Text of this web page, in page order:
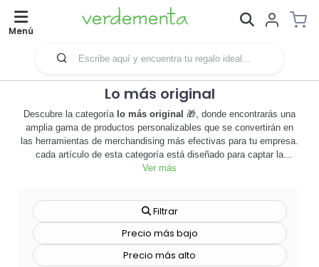
Menú
Lo más original
Descubre la categoría lo más original 🎁, donde encontrarás una
amplia gama de productos personalizables que se convertirán en
las herramientas de merchandising más efectivas para tu empresa.
cada artículo de esta categoría está diseñado para captar la
atención, destacar tu marca y dejar una impresión duradera en tus
creatividad y reforzar la identidad de tu marca. estos productos no
son solo objetos promocionales, son una forma de conectar con tu
público y transmitir el valor de tu empresa de una manera original y
memorable. además, la personalización disponible te permite
adaptar cada producto a tus necesidades específicas, asegurando
Ver más
Filtrar
Precio más bajo
Precio más alto